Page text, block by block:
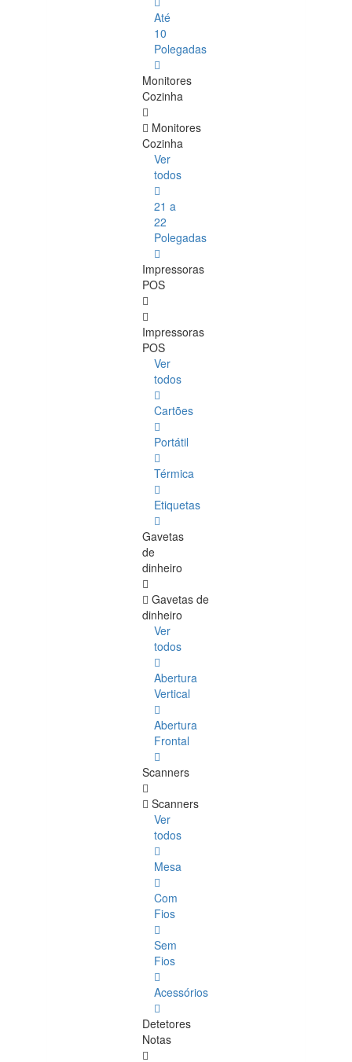
Até
10
Polegadas
Monitores
Cozinha
Monitores
Cozinha
Ver
todos
21 a
22
Polegadas
Impressoras
POS
Impressoras
POS
Ver
todos
Cartões
Portátil
Térmica
Etiquetas
Gavetas
de
dinheiro
Gavetas de
dinheiro
Ver
todos
Abertura
Vertical
Abertura
Frontal
Scanners
Scanners
Ver
todos
Mesa
Com
Fios
Sem
Fios
Acessórios
Detetores
Notas